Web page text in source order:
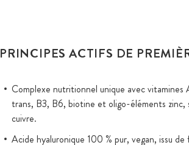
PRINCIPES ACTIFS DE
Complexe nutritionnel unique avec
trans, B3, B6, biotine et oligo-éléments zinc,
cuivre.
Acide hyaluronique 100 % pur, vegan, issu